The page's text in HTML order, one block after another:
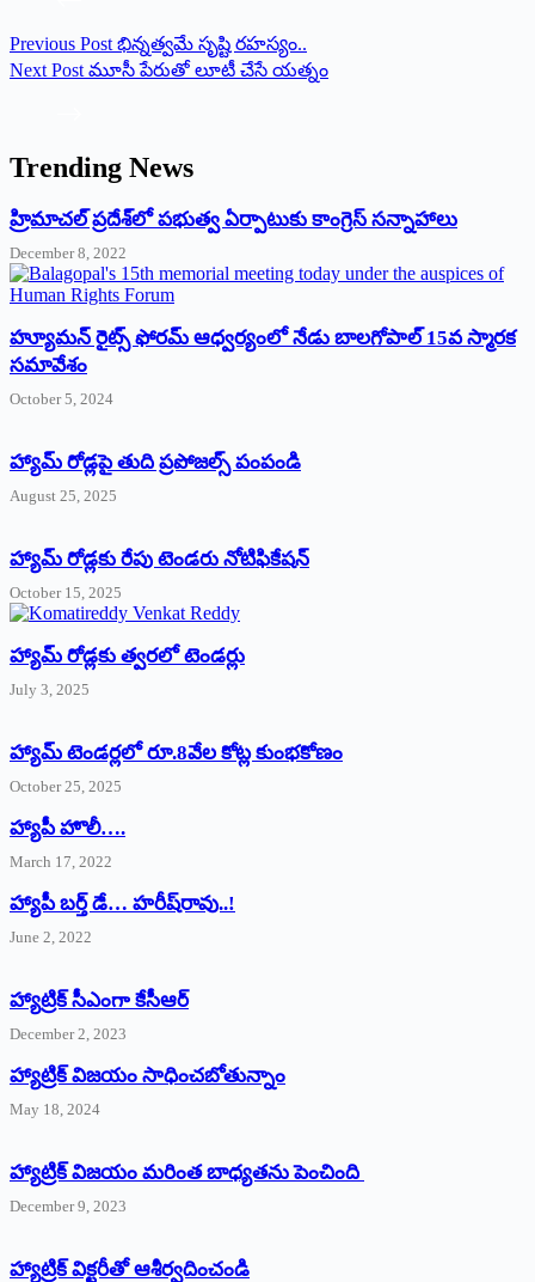
Previous Post భిన్నత్వమే సృష్టి రహస్యం..
Next Post మూసీ పేరుతో లూటీ చేసే యత్నం
Trending News
‌హ్రిమాచల్‌ ‌ప్రదేశ్‌లో పభుత్వ ఏర్పాటుకు కాంగ్రెస్‌ ‌సన్నాహాలు
December 8, 2022
హ్యూమన్‌ రైట్స్‌ ఫోరమ్‌ ఆధ్వర్యంలో నేడు బాలగోపాల్‌ 15వ స్మారక
సమావేశం
October 5, 2024
హ్యామ్‌ రోడ్లపై తుది ప్రపోజల్స్‌ పంపండి
August 25, 2025
హ్యామ్‌ రోడ్లకు రేపు టెండరు నోటిఫికేషన్‌
October 15, 2025
హ్యామ్‌ రోడ్లకు త్వరలో టెండర్లు
July 3, 2025
హ్యామ్‌ ‌టెండర్లలో రూ.8వేల కోట్ల కుంభకోణం
October 25, 2025
హ్యాపీ హొలీ….
March 17, 2022
హ్యాపీ బర్త్ ‌డే… హరీష్‌రావు..!
June 2, 2022
హ్యాట్రిక్‌ ‌సీఎంగా కేసీఆర్‌
December 2, 2023
హ్యాట్రిక్‌ విజయం సాధించబోతున్నాం
May 18, 2024
హ్యాట్రిక్ విజయం మరింత బాధ్యతను పెంచింది
December 9, 2023
హ్యాట్రిక్‌ ‌విక్టరీతో ఆశీర్వదించండి